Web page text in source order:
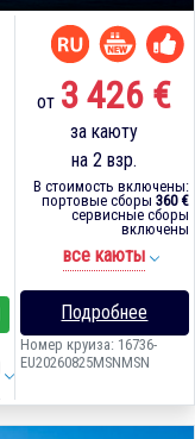
от 3 426 €
за каюту
на 2 взр.
В стоимость включены:
портовые сборы 360 €
сервисные сборы
включены
все каюты
Подробнее
Номер круиза: 16736-
EU20260825MSNMSN